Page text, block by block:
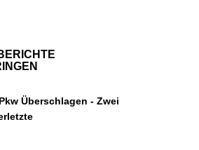
Überschlagen - Zwei